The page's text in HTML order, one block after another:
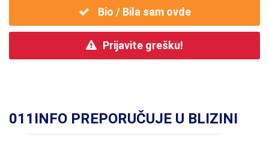
Bio / Bila sam ovde
Prijavite grešku!
011INFO PREPORUČUJE U BLIZINI